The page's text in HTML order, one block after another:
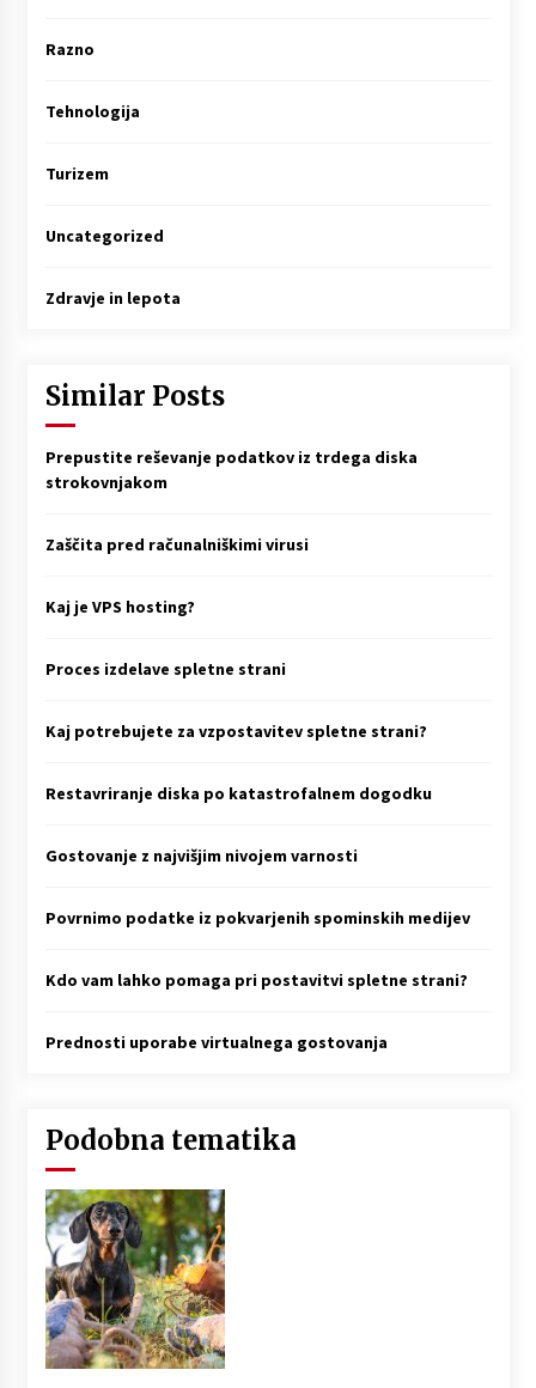
Razno
Tehnologija
Turizem
Uncategorized
Zdravje in lepota
Similar Posts
Prepustite reševanje podatkov iz trdega diska
strokovnjakom
Zaščita pred računalniškimi virusi
Kaj je VPS hosting?
Proces izdelave spletne strani
Kaj potrebujete za vzpostavitev spletne strani?
Restavriranje diska po katastrofalnem dogodku
Gostovanje z najvišjim nivojem varnosti
Povrnimo podatke iz pokvarjenih spominskih medijev
Kdo vam lahko pomaga pri postavitvi spletne strani?
Prednosti uporabe virtualnega gostovanja
Podobna tematika